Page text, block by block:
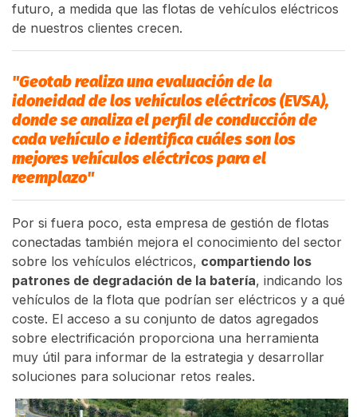
futuro, a medida que las flotas de vehículos eléctricos
de nuestros clientes crecen.
"Geotab realiza una evaluación de la
idoneidad de los vehículos eléctricos (EVSA),
donde se analiza el perfil de conducción de
cada vehículo e identifica cuáles son los
mejores vehículos eléctricos para el
reemplazo"
Por si fuera poco, esta empresa de gestión de flotas
conectadas también mejora el conocimiento del sector
sobre los vehículos eléctricos, compartiendo los
patrones de degradación de la batería, indicando los
vehículos de la flota que podrían ser eléctricos y a qué
coste. El acceso a su conjunto de datos agregados
sobre electrificación proporciona una herramienta
muy útil para informar de la estrategia y desarrollar
soluciones para solucionar retos reales.